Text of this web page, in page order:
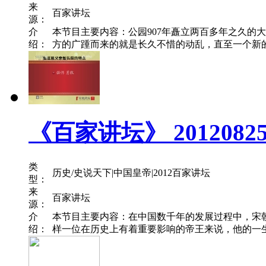
来
源：
百家讲坛
介
绍：
本节目主要内容：公园907年矗立两百多年之久的
方的广踵而来的就是长久不惜的动乱，直至一个新
《百家讲坛》
类
型：
历史/史说天下|中国皇帝|2012百家讲坛
来
源：
百家讲坛
介
绍：
本节目主要内容：在中国数千年的发展过程中，
样一位在历史上有着重要影响的帝王来说，他的一